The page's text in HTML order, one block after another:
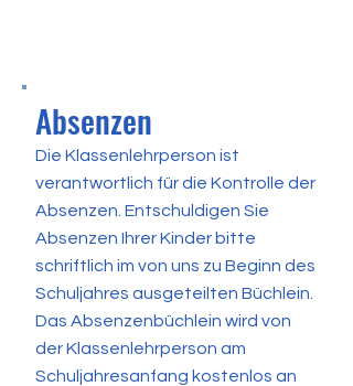
Absenzen
Die Klassenlehrperson ist
verantwortlich für die Kontrolle der
Absenzen. Entschuldigen Sie
Absenzen Ihrer Kinder bitte
schriftlich im von uns zu Beginn des
Schuljahres ausgeteilten Büchlein.
Das Absenzenbüchlein wird von
der Klassenlehrperson am
Schuljahresanfang kostenlos an